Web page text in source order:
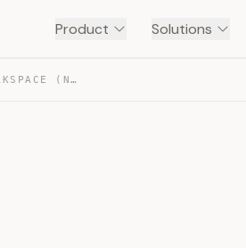
Product Solutions
GEMINI W APLIKACJACH GOOGLE WORKSPACE (NIEOBOWIĄZKOWA) — TRANSCRIPT